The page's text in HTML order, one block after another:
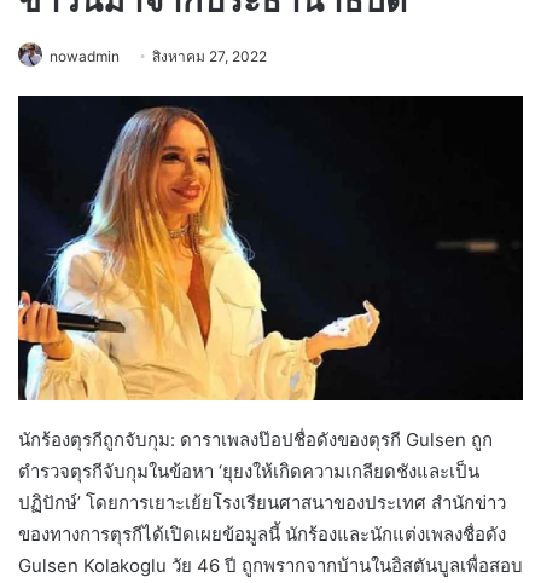
nowadmin สิงหาคม 27, 2022
นักร้องตุรกีถูกจับกุม: ดาราเพลงป๊อปชื่อดังของตุรกี Gulsen ถูก
ตำรวจตุรกีจับกุมในข้อหา ‘ยุยงให้เกิดความเกลียดชังและเป็น
ปฏิปักษ์’ โดยการเยาะเย้ยโรงเรียนศาสนาของประเทศ สำนักข่าว
ของทางการตุรกีได้เปิดเผยข้อมูลนี้ นักร้องและนักแต่งเพลงชื่อดัง
Gulsen Kolakoglu วัย 46 ปี ถูกพรากจากบ้านในอิสตันบูลเพื่อสอบ